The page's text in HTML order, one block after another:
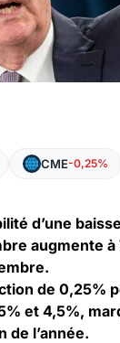
CME-0,25%
d’une
augmente
de 0,25%
et 4,5%,
de l’année.